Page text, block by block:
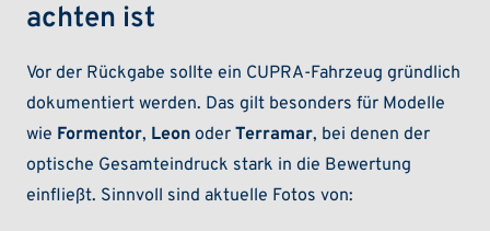
achten ist
Vor der Rückgabe sollte ein CUPRA-Fahrzeug gründlich
dokumentiert werden. Das gilt besonders für Modelle
wie Formentor, Leon oderTerramar, bei denen der
optische Gesamteindruck stark in die Bewertung
einfließt. Sinnvoll sind aktuelle Fotos von: